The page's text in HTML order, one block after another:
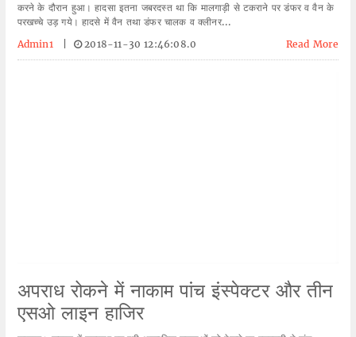
करने के दौरान हुआ। हादसा इतना जबरदस्त था कि मालगाड़ी से टकराने पर डंफर व वैन के
परखच्चे उड़ गये। हादसे में वैन तथा डंफर चालक व क्लीनर...
Admin1
2018-11-30 12:46:08.0 Read More
अपराध रोकने में नाकाम पांच इंस्पेक्टर और तीन
एसओ लाइन हाजिर